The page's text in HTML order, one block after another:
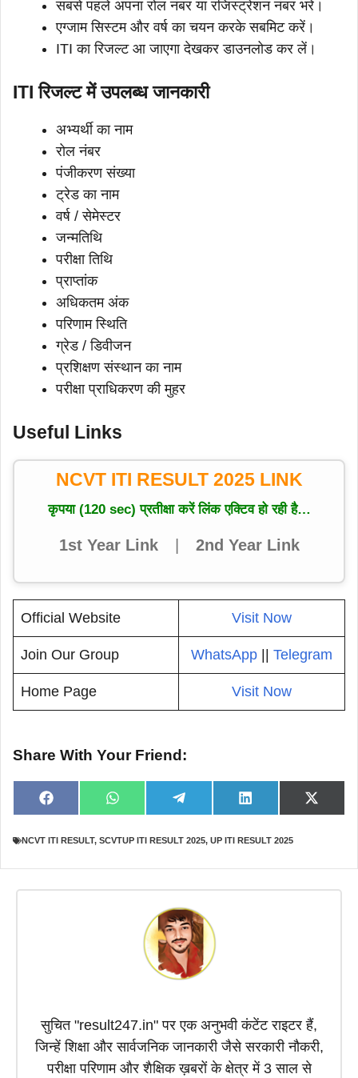
सबसे पहले अपना रोल नंबर या रजिस्ट्रेशन नंबर भरे।
एग्जाम सिस्टम और वर्ष का चयन करके सबमिट करें।
ITI का रिजल्ट आ जाएगा देखकर डाउनलोड कर लें।
ITI रिजल्ट में उपलब्ध जानकारी
अभ्यर्थी का नाम
रोल नंबर
पंजीकरण संख्या
ट्रेड का नाम
वर्ष / सेमेस्टर
जन्मतिथि
परीक्षा तिथि
प्राप्तांक
अधिकतम अंक
परिणाम स्थिति
ग्रेड / डिवीजन
प्रशिक्षण संस्थान का नाम
परीक्षा प्राधिकरण की मुहर
Useful Links
NCVT ITI RESULT 2025 LINK
कृपया (120 sec) प्रतीक्षा करें लिंक एक्टिव हो रही है…
1st Year Link 2nd Year Link
Official Website Visit Now
Join Our Group WhatsApp || Telegram
Home Page Visit Now
Share With Your Friend:
Share
on
F
a
e
k
Share
on
W
h
t
p
Share
on
e
e
m
Share
on
L
i
k
n
Share
on
X
(
e
NCVT ITI RESULT, SCVTUP ITI RESULT 2025, UP ITI RESULT 2025
सुचित "result247.in" पर एक अनुभवी कंटेंट राइटर हैं,
जिन्हें शिक्षा और सार्वजनिक जानकारी जैसे सरकारी नौकरी,
परीक्षा परिणाम और शैक्षिक ख़बरों के क्षेत्र में 3 साल से